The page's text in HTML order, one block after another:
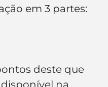
em 3 partes:
deste que
na